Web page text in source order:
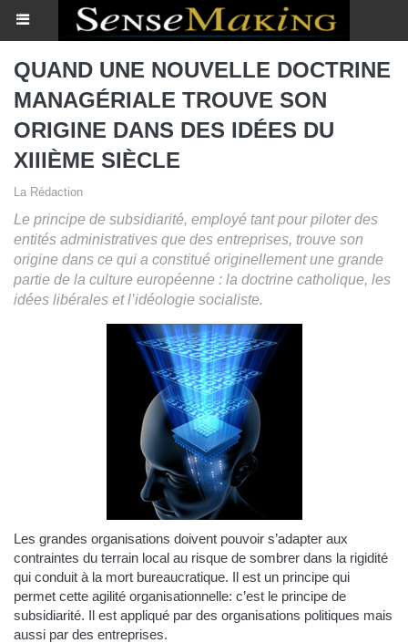
QUAND UNE NOUVELLE DOCTRINE
MANAGÉRIALE TROUVE SON
ORIGINE DANS DES IDÉES DU
XIIIÈME SIÈCLE
La Rédaction
Le principe de subsidiarité, employé tant pour piloter des
entités administratives que des entreprises, trouve son
origine dans ce qui a constitué originellement une grande
partie de la culture européenne : la doctrine catholique, les
idées libérales et l’idéologie socialiste.
Les grandes organisations doivent pouvoir s’adapter aux
contraintes du terrain local au risque de sombrer dans la rigidité
qui conduit à la mort bureaucratique. Il est un principe qui
permet cette agilité organisationnelle: c’est le principe de
subsidiarité. Il est appliqué par des organisations politiques mais
aussi par des entreprises.